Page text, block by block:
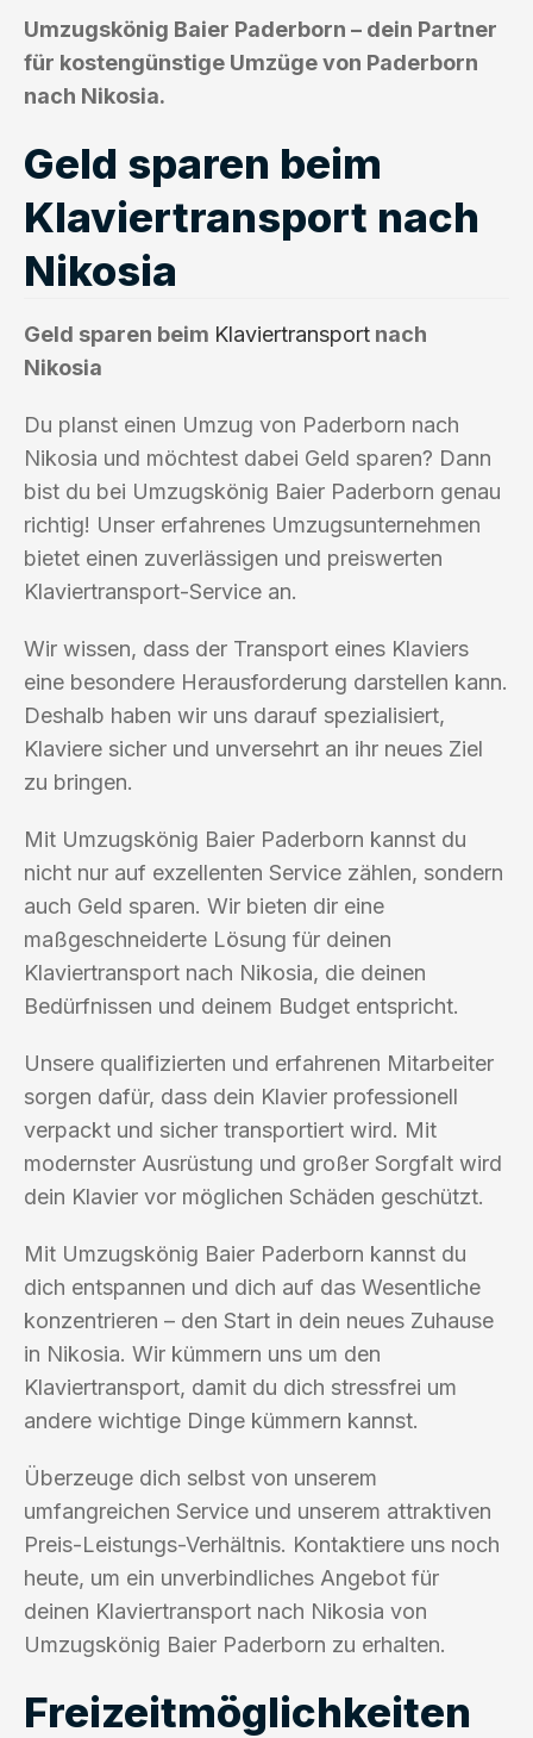
Umzugskönig Baier Paderborn – dein Partner
für kostengünstige Umzüge von Paderborn
nach Nikosia.
Geld sparen beim
Klaviertransport nach
Nikosia
Geld sparen beim Klaviertransport nach
Nikosia
Du planst einen Umzug von Paderborn nach
Nikosia und möchtest dabei Geld sparen? Dann
bist du bei Umzugskönig Baier Paderborn genau
richtig! Unser erfahrenes Umzugsunternehmen
bietet einen zuverlässigen und preiswerten
Klaviertransport-Service an.
Wir wissen, dass der Transport eines Klaviers
eine besondere Herausforderung darstellen kann.
Deshalb haben wir uns darauf spezialisiert,
Klaviere sicher und unversehrt an ihr neues Ziel
zu bringen.
Mit Umzugskönig Baier Paderborn kannst du
nicht nur auf exzellenten Service zählen, sondern
auch Geld sparen. Wir bieten dir eine
maßgeschneiderte Lösung für deinen
Klaviertransport nach Nikosia, die deinen
Bedürfnissen und deinem Budget entspricht.
Unsere qualifizierten und erfahrenen Mitarbeiter
sorgen dafür, dass dein Klavier professionell
verpackt und sicher transportiert wird. Mit
modernster Ausrüstung und großer Sorgfalt wird
dein Klavier vor möglichen Schäden geschützt.
Mit Umzugskönig Baier Paderborn kannst du
dich entspannen und dich auf das Wesentliche
konzentrieren – den Start in dein neues Zuhause
in Nikosia. Wir kümmern uns um den
Klaviertransport, damit du dich stressfrei um
andere wichtige Dinge kümmern kannst.
Überzeuge dich selbst von unserem
umfangreichen Service und unserem attraktiven
Preis-Leistungs-Verhältnis. Kontaktiere uns noch
heute, um ein unverbindliches Angebot für
deinen Klaviertransport nach Nikosia von
Umzugskönig Baier Paderborn zu erhalten.
Freizeitmöglichkeiten